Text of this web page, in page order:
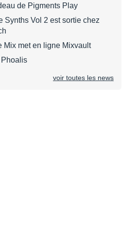
de Pigments Play
Synths Vol 2 est sortie chez
Mix met en ligne Mixvault
Phoalis
voir toutes les news